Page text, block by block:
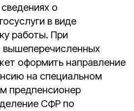
о
в виде
работы. При
вышеперечисленных
оформить направление
на специальном
предпенсионер
СФР по